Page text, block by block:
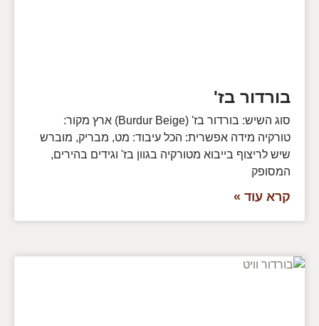
בורדור בז'
סוג השיש: בורדור בז' (Burdur Beige) ארץ מקור:
טורקיה מידה אפשרית: הכל עיבוד: מט, מבריק, מוברש
שיש לריצוף בייבוא מטורקיה בגוון בז' וגידים בהירים,
המסופק
קרא עוד »